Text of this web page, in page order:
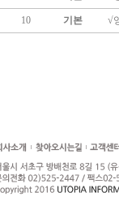
10 기본 √